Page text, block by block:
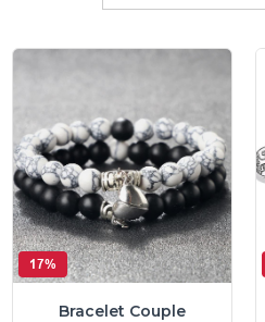
17%
Bracelet Couple